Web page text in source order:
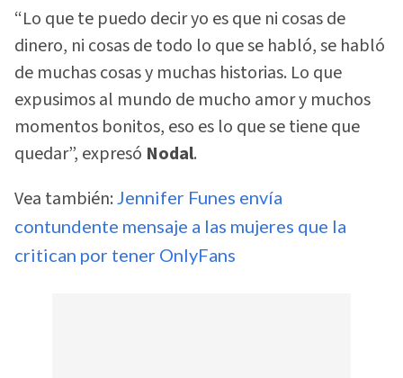
“Lo que te puedo decir yo es que ni cosas de
dinero, ni cosas de todo lo que se habló, se habló
de muchas cosas y muchas historias. Lo que
expusimos al mundo de mucho amor y muchos
momentos bonitos, eso es lo que se tiene que
quedar”, expresó Nodal.
Vea también: Jennifer Funes envía
contundente mensaje a las mujeres que la
critican por tener OnlyFans